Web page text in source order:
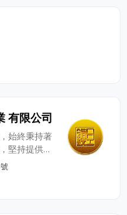
010121
林/芳苑/
埤
有限公司
始終秉持著
堅持提供客
及最優良的
戶長期的支